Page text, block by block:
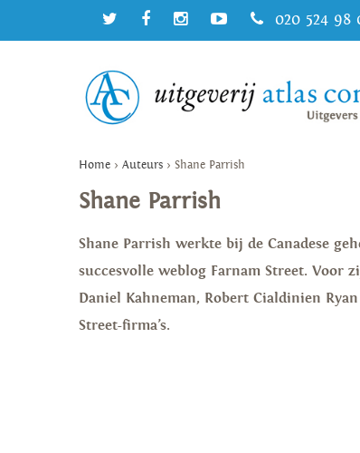
020 524 98
Home > Auteurs > Shane Parrish
Shane Parrish
Shane Parrish werkte bij de Canadese
succesvolle weblog Farnam Street. Voor
Daniel Kahneman, Robert Cialdinien
Street-firma’s.